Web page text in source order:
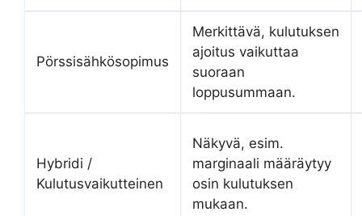
Pörssisähkösopimus
Merkittävä, kulutuksen
ajoitus vaikuttaa
suoraan
loppusummaan.
Hybridi /
Kulutusvaikutteinen
Näkyvä, esim.
marginaali määräytyy
osin kulutuksen
mukaan.